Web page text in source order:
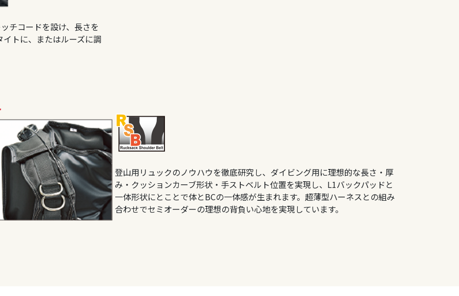
チコードを設け、長さを
トに、またはルーズに調
登山用リュックのノウハウを徹底研究し、ダイビング用に理想的な長さ・厚
み・クッションカーブ形状・手ストベルト位置を実現し、L1バックパッドと
一体形状にとことで体とBCの一体感が生まれます。超薄型ハーネスとの組み
合わせでセミオーダーの理想の背負い心地を実現しています。